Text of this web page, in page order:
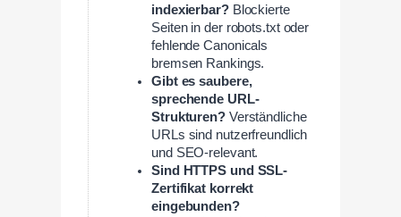
indexierbar?Blockierte
Seiten in der robots.txt oder
fehlende Canonicals
bremsen Rankings.
Gibt es saubere,
sprechende URL-
Strukturen?Verständliche
URLs sind nutzerfreundlich
und SEO-relevant.
Sind HTTPS und SSL-
Zertifikat korrekt
eingebunden?